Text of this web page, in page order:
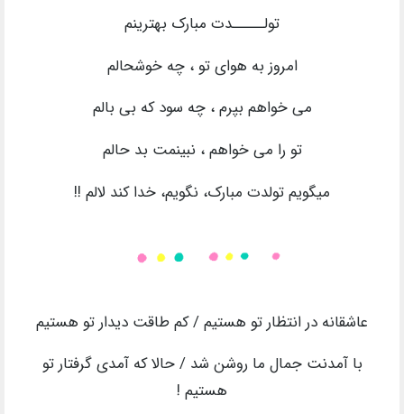
تولـــــدت مبارک بهترینم
امروز به هوای تو ، چه خوشحالم
می خواهم بپرم ، چه سود که بی بالم
تو را می خواهم ، نبینمت بد حالم
میگویم تولدت مبارک، نگویم، خدا کند لالم !!
عاشقانه در انتظار تو هستیم / کم طاقت دیدار تو هستیم
با آمدنت جمال ما روشن شد / حالا که آمدی گرفتار تو
هستیم !